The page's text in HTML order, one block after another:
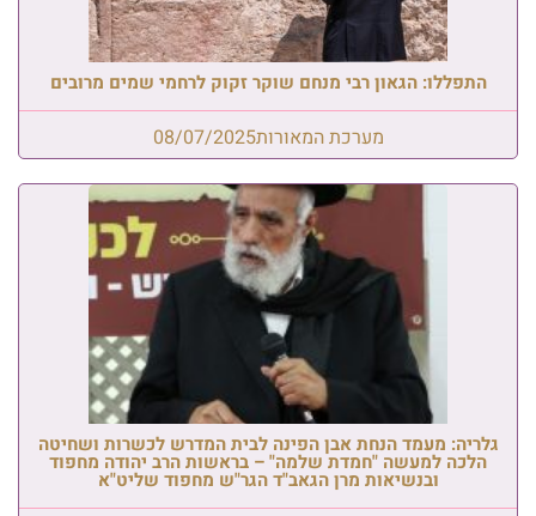
התפללו: הגאון רבי מנחם שוקר זקוק לרחמי שמים מרובים
מערכת המאורות08/07/2025
גלריה: מעמד הנחת אבן הפינה לבית המדרש לכשרות ושחיטה
הלכה למעשה "חמדת שלמה" – בראשות הרב יהודה מחפוד
ובנשיאות מרן הגאב"ד הגר"ש מחפוד שליט"א